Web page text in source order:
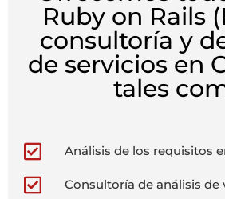
Ruby on Rails
consultoría y
de servicios en
tales
Análisis de los requisitos
Consultoría de análisis de